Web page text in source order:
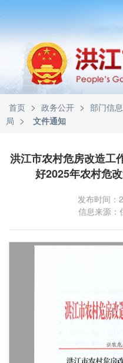
首页 > 政务公开 > 部门信
局 > 文件通知
洪江市农村危房改造工
好2025年农村危
发布时间：
信息来源：